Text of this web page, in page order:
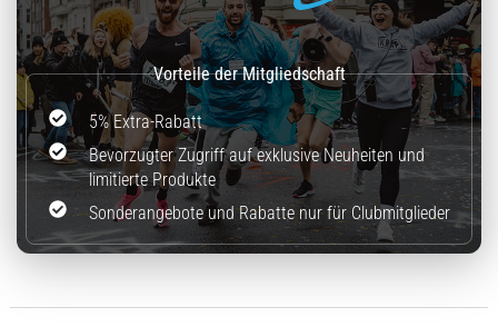
5% Extra-Rabatt
Bevorzugter Zugriff auf exklusive Neuheiten und
limitierte Produkte
Sonderangebote und Rabatte nur für Clubmitglieder